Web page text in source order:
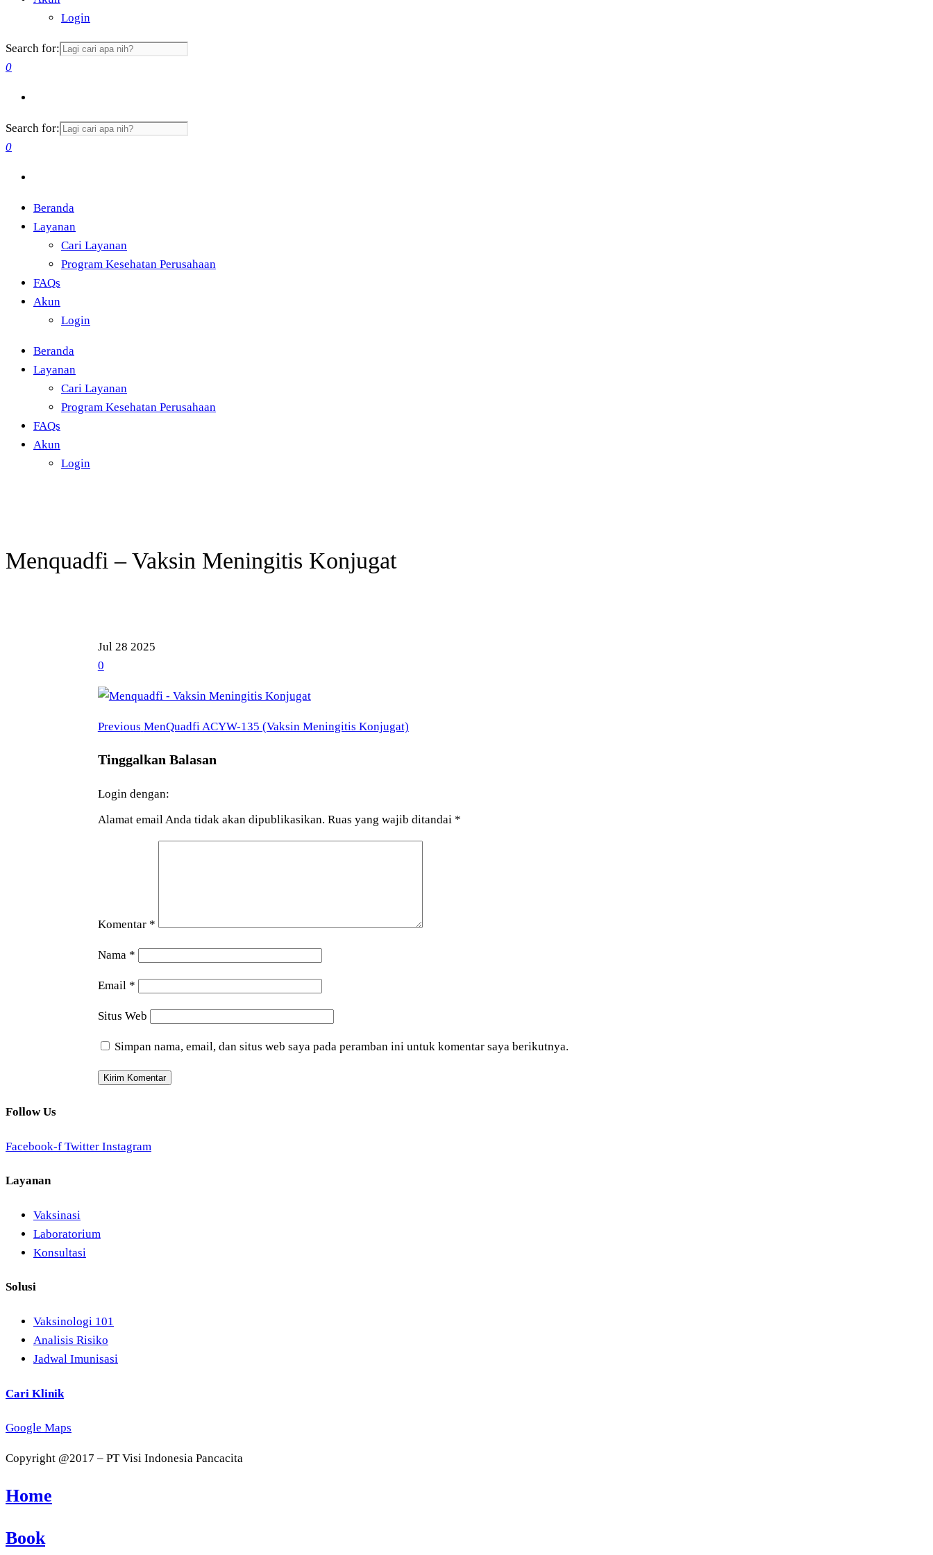
Login
Search for:
0
Search for:
0
Beranda
Layanan
Cari Layanan
Program Kesehatan Perusahaan
FAQs
Akun
Login
Beranda
Layanan
Cari Layanan
Program Kesehatan Perusahaan
FAQs
Akun
Login
Menquadfi – Vaksin Meningitis Konjugat
Jul 28 2025
0
Navigasi
pos
Previous
Previous MenQuadfi ACYW-135 (Vaksin Meningitis Konjugat)
Tinggalkan Balasan
Login dengan:
Alamat email Anda tidak akan dipublikasikan. Ruas yang wajib ditandai *
Komentar *
Nama *
Email *
Situs Web
Simpan nama, email, dan situs web saya pada peramban ini untuk komentar saya berikutnya.
Follow Us
Facebook-f Twitter Instagram
Layanan
Vaksinasi
Laboratorium
Konsultasi
Solusi
Vaksinologi 101
Analisis Risiko
Jadwal Imunisasi
Cari Klinik
Google Maps
Copyright @2017 – PT Visi Indonesia Pancacita
Home
Book